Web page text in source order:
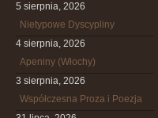
5 sierpnia, 2026
Nietypowe Dyscypliny
4 sierpnia, 2026
Apeniny (Włochy)
3 sierpnia, 2026
Współczesna Proza i Poezja